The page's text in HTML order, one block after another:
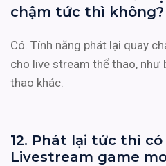
chậm tức thì không?
Có. Tính năng phát lại quay
cho live stream thể thao, như
thao khác.
12. Phát lại tức thì
Livestream game